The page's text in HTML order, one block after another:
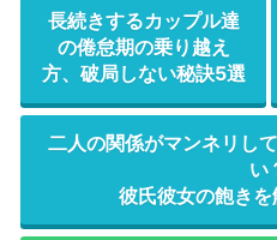
長続きするカップル達
の倦怠期の乗り越え
方、破局しない秘訣5選
二人の関係がマンネリし
い
彼氏彼女の飽き